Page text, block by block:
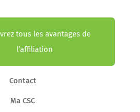
tous les avantages de
l’affiliation
Contact
Ma CSC